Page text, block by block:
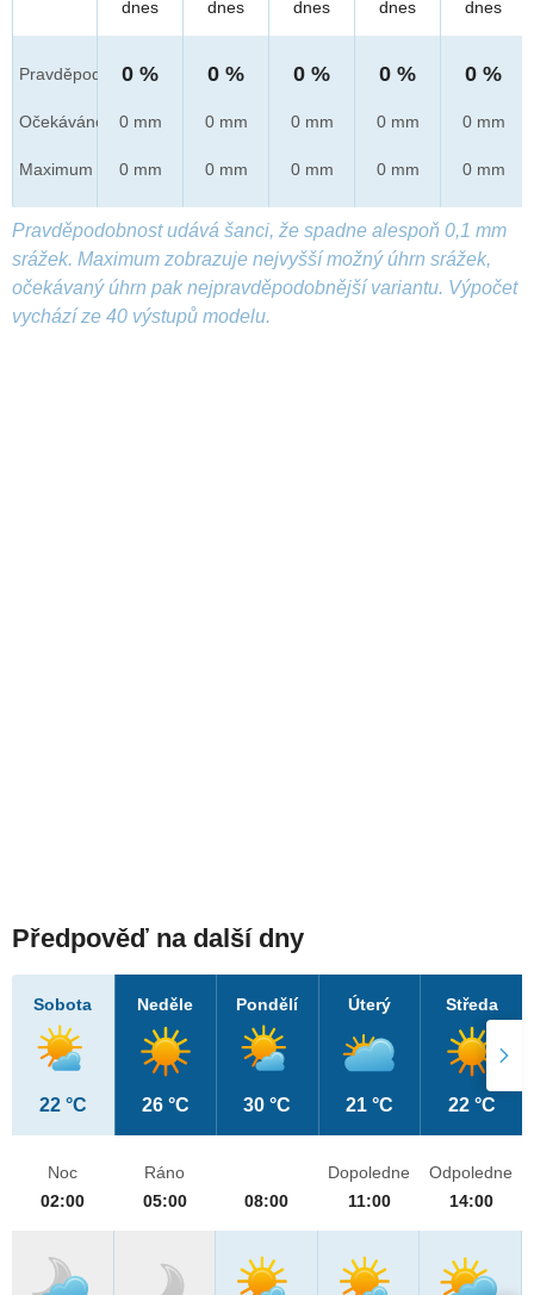
Pravděpod.
Očekáváno
Maximum
dnes
0 %
0 mm
0 mm
dnes
0 %
0 mm
0 mm
dnes
0 %
0 mm
0 mm
dnes
0 %
0 mm
0 mm
dnes
0 %
0 mm
0 mm
Pravděpodobnost udává šanci, že spadne alespoň 0,1 mm
srážek. Maximum zobrazuje nejvyšší možný úhrn srážek,
očekávaný úhrn pak nejpravděpodobnější variantu. Výpočet
vychází ze 40 výstupů modelu.
Předpověď na další dny
Sobota
22 °C
Neděle
26 °C
Pondělí
30 °C
Úterý
21 °C
Středa
22 °C
Noc
02:00
Ráno
05:00
08:00
Dopoledne
11:00
Odpoledne
14:00